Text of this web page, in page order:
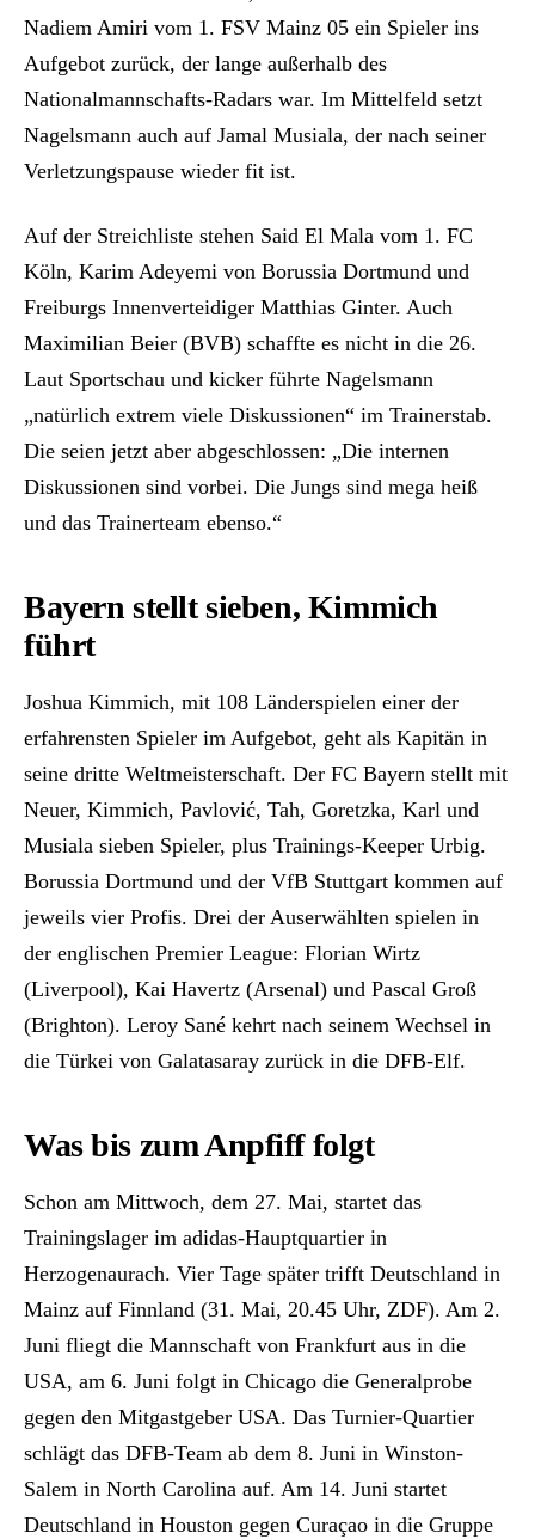
Nadiem Amiri vom 1. FSV Mainz 05 ein Spieler ins
Aufgebot zurück, der lange außerhalb des
Nationalmannschafts-Radars war. Im Mittelfeld setzt
Nagelsmann auch auf Jamal Musiala, der nach seiner
Verletzungspause wieder fit ist.
Auf der Streichliste stehen Said El Mala vom 1. FC
Köln, Karim Adeyemi von Borussia Dortmund und
Freiburgs Innenverteidiger Matthias Ginter. Auch
Maximilian Beier (BVB) schaffte es nicht in die 26.
Laut Sportschau und kicker führte Nagelsmann
„natürlich extrem viele Diskussionen“ im Trainerstab.
Die seien jetzt aber abgeschlossen: „Die internen
Diskussionen sind vorbei. Die Jungs sind mega heiß
und das Trainerteam ebenso.“
Bayern stellt sieben, Kimmich
führt
Joshua Kimmich, mit 108 Länderspielen einer der
erfahrensten Spieler im Aufgebot, geht als Kapitän in
seine dritte Weltmeisterschaft. Der FC Bayern stellt mit
Neuer, Kimmich, Pavlović, Tah, Goretzka, Karl und
Musiala sieben Spieler, plus Trainings-Keeper Urbig.
Borussia Dortmund und der VfB Stuttgart kommen auf
jeweils vier Profis. Drei der Auserwählten spielen in
der englischen Premier League: Florian Wirtz
(Liverpool), Kai Havertz (Arsenal) und Pascal Groß
(Brighton). Leroy Sané kehrt nach seinem Wechsel in
die Türkei von Galatasaray zurück in die DFB-Elf.
Was bis zum Anpfiff folgt
Schon am Mittwoch, dem 27. Mai, startet das
Trainingslager im adidas-Hauptquartier in
Herzogenaurach. Vier Tage später trifft Deutschland in
Mainz auf Finnland (31. Mai, 20.45 Uhr, ZDF). Am 2.
Juni fliegt die Mannschaft von Frankfurt aus in die
USA, am 6. Juni folgt in Chicago die Generalprobe
gegen den Mitgastgeber USA. Das Turnier-Quartier
schlägt das DFB-Team ab dem 8. Juni in Winston-
Salem in North Carolina auf. Am 14. Juni startet
Deutschland in Houston gegen Curaçao in die Gruppe